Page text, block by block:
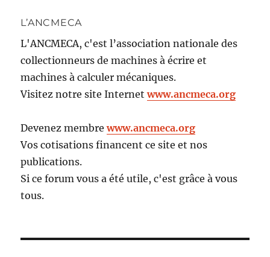
L’ANCMECA
L'ANCMECA, c'est l’association nationale des
collectionneurs de machines à écrire et
machines à calculer mécaniques.
Visitez notre site Internetwww.ancmeca.org
Devenez membrewww.ancmeca.org
Vos cotisations financent ce site et nos
publications.
Si ce forum vous a été utile, c'est grâce à vous
tous.